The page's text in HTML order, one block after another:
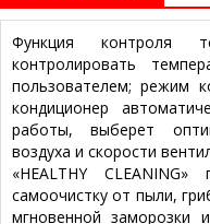
Функция контроля
контролировать
пользователем; режим
кондиционер
работы, выберет
воздуха и скорости
«HEALTHY
самоочистку от пыли,
мгновенной заморозки